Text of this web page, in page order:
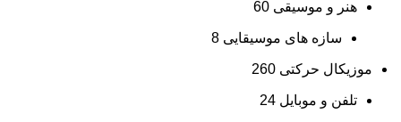
هنر و موسیقی 60
سازه های موسیقایی 8
موزیکال حرکتی 260
تلفن و موبایل 24